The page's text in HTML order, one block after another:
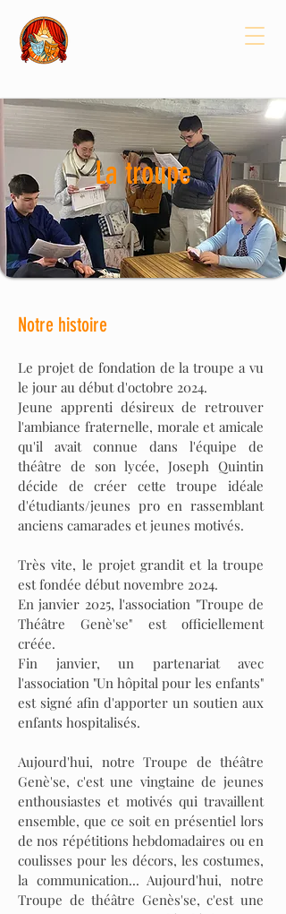
La troupe
Notre histoire
Le projet de fondation de la troupe a vu
le jour au début d'octobre 2024.
Jeune apprenti désireux de retrouver
l'ambiance fraternelle, morale et amicale
qu'il avait connue dans l'équipe de
théâtre de son lycée, Joseph Quintin
décide de créer cette troupe idéale
d'étudiants/jeunes pro en rassemblant
anciens camarades et jeunes motivés.
Très vite, le projet grandit et la troupe
est fondée début novembre 2024.
En janvier 2025, l'association "Troupe de
Théâtre Genè'se" est officiellement
créée.
Fin janvier, un partenariat avec
l'association "Un hôpital pour les enfants"
est signé afin d'apporter un soutien aux
enfants hospitalisés.
Aujourd'hui, notre Troupe de théâtre
Genè'se, c'est une vingtaine de jeunes
enthousiastes et motivés qui travaillent
ensemble, que ce soit en présentiel lors
de nos répétitions hebdomadaires ou en
coulisses pour les décors, les costumes,
la communication... Aujourd'hui, notre
Troupe de théâtre Genès'se, c'est une